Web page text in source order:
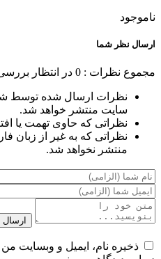
ناموجود
ارسال نظر شما
مجموع نظرات : 0 در انتظار بررسی
نظرات ارسال شده توسط
سایت منتشر خواهد شد.
نظراتی که حاوی تهمت یا
نظراتی که به غیر از زبان
منتشر نخواهد شد.
ارسال
ذخیره نام، ایمیل و وبسایت